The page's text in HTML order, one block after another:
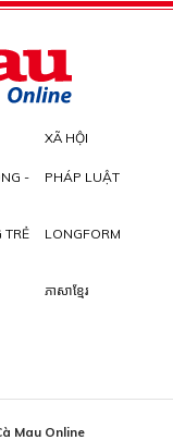
XÃ HỘI
-
PHÁP LUẬT
TRẺ LONGFORM
ភាសាខ្មែរ
Mau Online